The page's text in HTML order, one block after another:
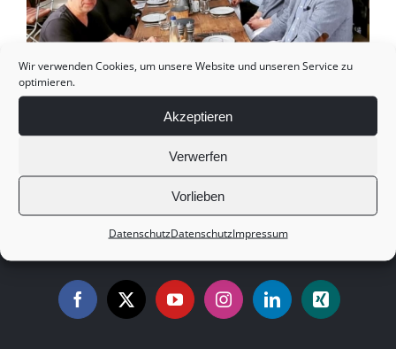
Wir verwenden Cookies, um unsere Website und unseren Service zu
optimieren.
Akzeptieren
Verwerfen
Vorlieben
DatenschutzDatenschutzImpressum
„Runder Tisch“: Deutsch-Israelische
Techstartups